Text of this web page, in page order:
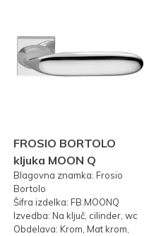
FROSIO BORTOLO
kljuka MOON Q
Blagovna znamka: Frosio
Bortolo
Šifra izdelka: FB.MOONQ
Izvedba: Na ključ, cilinder, wc
Obdelava: Krom, Mat krom,